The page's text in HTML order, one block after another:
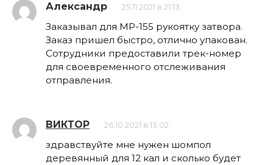
Александр 25.11.2021 в 21:13
Заказывал для МР-155 рукоятку затвора.
Заказ пришел быстро, отлично упакован.
Сотрудники предоставили трек-номер
для своевременного отслеживания
отправления.
ВИКТОР 26.10.2021 в 13:02
здравствуйте мне нужен шомпол
деревянный для 12 кал и сколько будет